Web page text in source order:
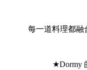
每一道料理都融
★Dormy